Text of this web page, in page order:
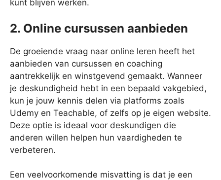
kunt blijven werken.
2. Online cursussen aanbieden
De groeiende vraag naar online leren heeft het
aanbieden van cursussen en coaching
aantrekkelijk en winstgevend gemaakt. Wanneer
je deskundigheid hebt in een bepaald vakgebied,
kun je jouw kennis delen via platforms zoals
Udemy en Teachable, of zelfs op je eigen website.
Deze optie is ideaal voor deskundigen die
anderen willen helpen hun vaardigheden te
verbeteren.
Een veelvoorkomende misvatting is dat je een